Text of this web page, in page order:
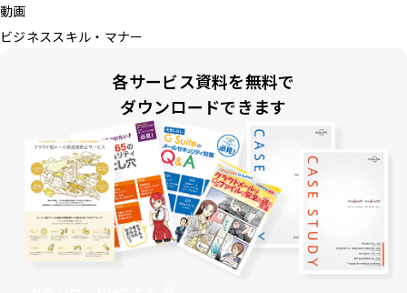
動画
ビジネススキル・マナー
各サービス資料を無料で
ダウンロードできます